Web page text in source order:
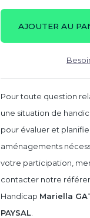
AJOUTER AU
Pour toute question
une situation de
pour évaluer et
aménagements
votre participation,
contacter notre
Handicap Mariella
PAYSAL